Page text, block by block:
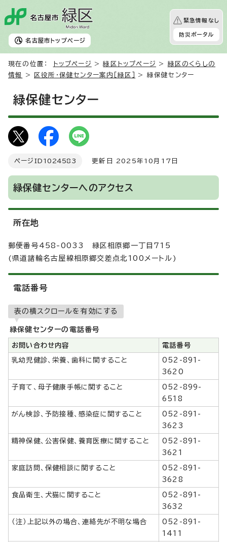
名古屋市 トップページ
緊急情報なし
防災ポータル
現在の位置： トップページ >緑区トップページ > 緑区のくらしの
情報
> 区役所・保健センター案内［緑区］ > 緑保健センター
緑保健センター
ページID 1024583 更新日 2025年10月17日
緑保健センターへのアクセス
所在地
郵便番号458-0033 緑区相原郷一丁目715
(県道諸輪名古屋線相原郷交差点北100メートル)
電話番号
表の横スクロールを有効にする
緑保健センターの電話番号
お問い合わせ内容 電話番号
乳幼児健診、栄養、歯科に関すること
052-891-
3620
子育て、母子健康手帳に関すること
052-899-
6518
がん検診、予防接種、感染症に関すること
052-891-
3623
精神保健、公害保健、養育医療に関すること
052-891-
3621
家庭訪問、保健相談に関すること
052-891-
3628
食品衛生、犬猫に関すること
052-891-
3632
（注）上記以外の場合、連絡先が不明な場合
052-891-
1411